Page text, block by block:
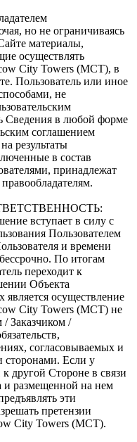
но не ограничиваясь
материалы,
осуществлять
City Towers (МСТ), в
Пользователь или иное
не
Сведения в любой форме
соглашением
результаты
в состав
принадлежат
вступает в силу с
Пользователем
и времени
По итогам
переходит к
Объекта
является осуществление
City Towers (МСТ) не
/ Заказчиком /
согласовываемых и
Если у
другой Стороне в связи
и размещенной на нем
эти
претензии
City Towers (МСТ).